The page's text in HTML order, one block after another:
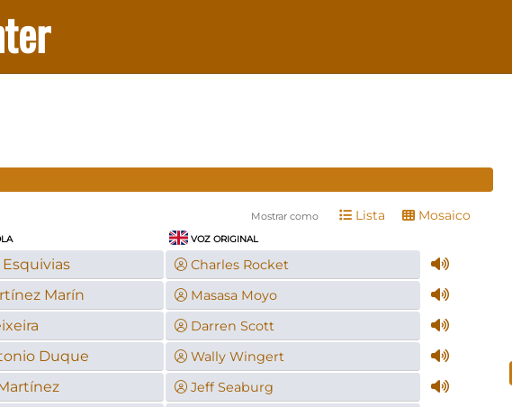
Mostrar como Lista Mosaico
VOZ ORIGINAL
Charles Rocket
Marín Masasa Moyo
Darren Scott
Duque Wally Wingert
Jeff Seaburg